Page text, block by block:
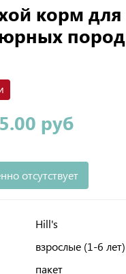
корм для
пород
руб
отсутствует
Hill's
взрослые (1-6 лет)
пакет